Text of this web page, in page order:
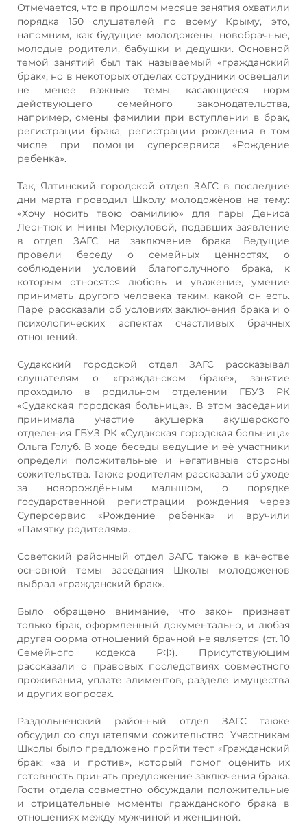
Отмечается, что в прошлом месяце занятия охватили
порядка 150 слушателей по всему Крыму, это,
напомним, как будущие молодожёны, новобрачные,
молодые родители, бабушки и дедушки. Основной
темой занятий был так называемый «гражданский
брак», но в некоторых отделах сотрудники освещали
не менее важные темы, касающиеся норм
действующего семейного законодательства,
например, смены фамилии при вступлении в брак,
регистрации брака, регистрации рождения в том
числе при помощи суперсервиса «Рождение
ребенка».
Так, Ялтинский городской отдел ЗАГС в последние
дни марта проводил Школу молодожёнов на тему:
«Хочу носить твою фамилию» для пары Дениса
Леонтюк и Нины Меркуловой, подавших заявление
в отдел ЗАГС на заключение брака. Ведущие
провели беседу о семейных ценностях, о
соблюдении условий благополучного брака, к
которым относятся любовь и уважение, умение
принимать другого человека таким, какой он есть.
Паре рассказали об условиях заключения брака и о
психологических аспектах счастливых брачных
отношений.
Судакский городской отдел ЗАГС рассказывал
слушателям о «гражданском браке», занятие
проходило в родильном отделении ГБУЗ РК
«Судакская городская больница». В этом заседании
принимала участие акушерка акушерского
отделения ГБУЗ РК «Судакская городская больница»
Ольга Голуб. В ходе беседы ведущие и её участники
определи положительные и негативные стороны
сожительства. Также родителям рассказали об уходе
за новорождённым малышом, о порядке
государственной регистрации рождения через
Суперсервис «Рождение ребенка» и вручили
«Памятку родителям».
Советский районный отдел ЗАГС также в качестве
основной темы заседания Школы молодоженов
выбрал «гражданский брак».
Было обращено внимание, что закон признает
только брак, оформленный документально, и любая
другая форма отношений брачной не является (ст. 10
Семейного кодекса РФ). Присутствующим
рассказали о правовых последствиях совместного
проживания, уплате алиментов, разделе имущества
и других вопросах.
Раздольненский районный отдел ЗАГС также
обсудил со слушателями сожительство. Участникам
Школы было предложено пройти тест «Гражданский
брак: «за и против», который помог оценить их
готовность принять предложение заключения брака.
Гости отдела совместно обсуждали положительные
и отрицательные моменты гражданского брака в
отношениях между мужчиной и женщиной.